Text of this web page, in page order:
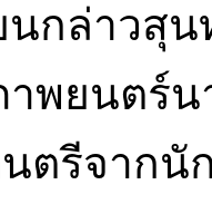
นกล่าวสุ
าพยนตร์
นตรีจาก